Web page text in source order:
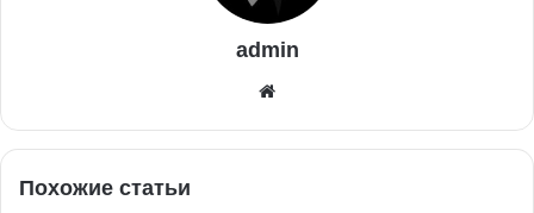
admin
Похожие статьи